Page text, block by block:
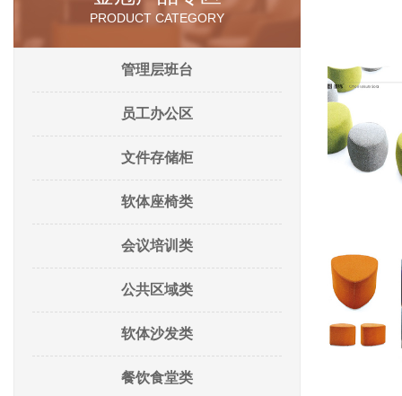
PRODUCT CATEGORY
管理层班台
员工办公区
文件存储柜
软体座椅类
会议培训类
公共区域类
软体沙发类
餐饮食堂类